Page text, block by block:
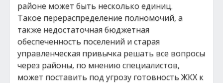
районе может быть несколько единиц.
Такое перераспределение полномочий, а
также недостаточная бюджетная
обеспеченность поселений и старая
управленческая привычка решать все вопросы
через районы, по мнению специалистов,
может поставить под угрозу готовность ЖКХ к